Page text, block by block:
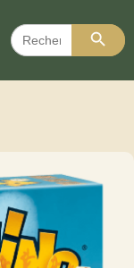
Search
for:
Search